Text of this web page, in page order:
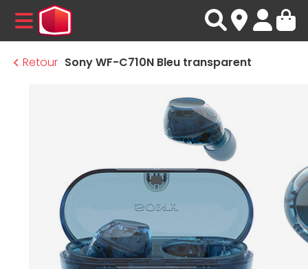
MENU
Retour Sony WF-C710N Bleu transparent